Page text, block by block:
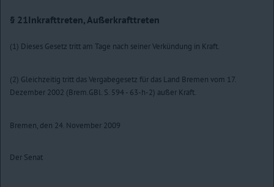
§ 21Inkrafttreten, Außerkrafttreten
(1) Dieses Gesetz tritt am Tage nach seiner Verkündung in Kraft.
(2) Gleichzeitig tritt das Vergabegesetz für das Land Bremen vom 17.
Dezember 2002 (Brem.GBl. S. 594 - 63-h-2) außer Kraft.
Bremen, den 24. November 2009
Der Senat